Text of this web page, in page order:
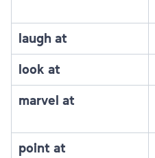
laugh at
look at
marvel at
point at